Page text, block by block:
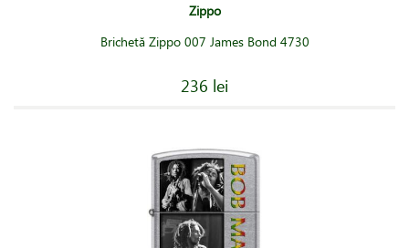
Zippo
Brichetă Zippo 007 James Bond 4730
236 lei